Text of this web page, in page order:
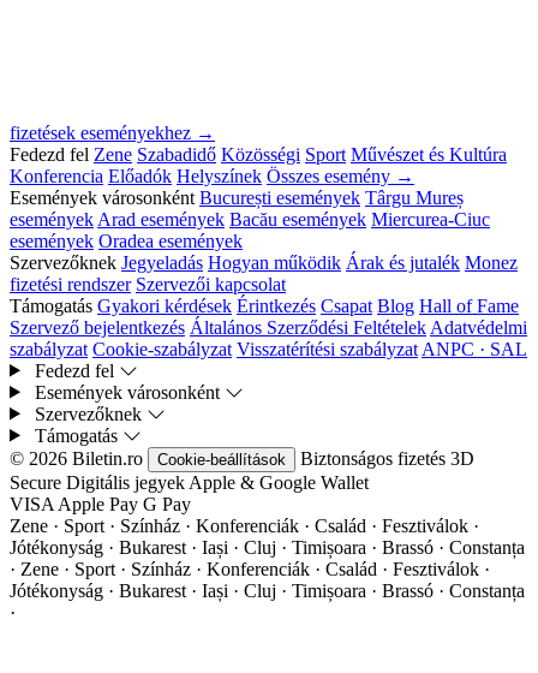
fizetések eseményekhez →
Fedezd fel Zene Szabadidő Közösségi Sport Művészet és Kultúra
Konferencia Előadók Helyszínek Összes esemény →
Események városonként București események Târgu Mureș
események Arad események Bacău események Miercurea-Ciuc
események Oradea események
Szervezőknek Jegyeladás Hogyan működik Árak és jutalék Monez
fizetési rendszer Szervezői kapcsolat
Támogatás Gyakori kérdések Érintkezés Csapat Blog Hall of Fame
Szervező bejelentkezés Általános Szerződési Feltételek Adatvédelmi
szabályzat Cookie-szabályzat Visszatérítési szabályzat ANPC · SAL
Fedezd fel
Események városonként
Szervezőknek
Támogatás
© 2026 Biletin.ro
Cookie-beállítások Biztonságos fizetés 3D
Secure Digitális jegyek Apple & Google Wallet
VISA Apple Pay G Pay
Zene · Sport · Színház · Konferenciák · Család · Fesztiválok ·
Jótékonyság · Bukarest · Iași · Cluj · Timișoara · Brassó · Constanța
· Zene · Sport · Színház · Konferenciák · Család · Fesztiválok ·
Jótékonyság · Bukarest · Iași · Cluj · Timișoara · Brassó · Constanța
·